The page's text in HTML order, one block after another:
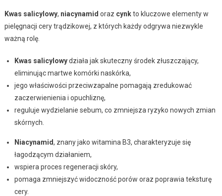
Kwas salicylowy, niacynamid oraz cynkto kluczowe elementy w
pielęgnacji cery trądzikowej, z których każdy odgrywa niezwykle
ważną rolę.
Kwas salicylowydziała jak skuteczny środek złuszczający,
eliminując martwe komórki naskórka,
jego właściwości przeciwzapalne pomagają zredukować
zaczerwienienia i opuchliznę,
reguluje wydzielanie sebum, co zmniejsza ryzyko nowych zmian
skórnych.
Niacynamid, znany jako witamina B3, charakteryzuje się
łagodzącym działaniem,
wspiera proces regeneracji skóry,
pomaga zmniejszyć widoczność porów oraz poprawia teksturę
cery.